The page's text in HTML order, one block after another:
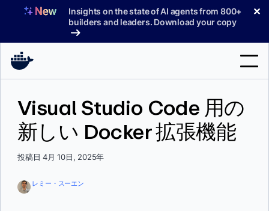
へ
Insights on the state of AI agents from 800+
builders and leaders. Download your copy
✕
製品
索
Visual Studio Code 用の
新しい Docker 拡張機能
投稿日 4月 10日, 2025年
レミー・スーエン